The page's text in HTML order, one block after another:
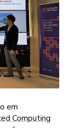
em
Computing